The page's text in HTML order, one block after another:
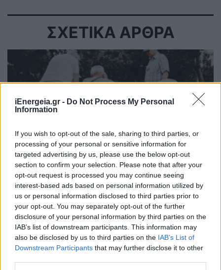
iEnergeia.gr - Do Not Process My Personal
Information
If you wish to opt-out of the sale, sharing to third parties, or
processing of your personal or sensitive information for
targeted advertising by us, please use the below opt-out
section to confirm your selection. Please note that after your
opt-out request is processed you may continue seeing
interest-based ads based on personal information utilized by
us or personal information disclosed to third parties prior to
your opt-out. You may separately opt-out of the further
disclosure of your personal information by third parties on the
IAB’s list of downstream participants. This information may
also be disclosed by us to third parties on the IAB’s List of
Downstream Participants that may further disclose it to other
ΣΧΕΤΙΚΑ ΑΡΘΡΑ
ΑΡΘΡΑ - ΑΝΑΛΥΣΕΙΣ
Γιάννης Τριήρης: Προφάσεις εν αμαρτίαις
30/07/2026 - 08:05